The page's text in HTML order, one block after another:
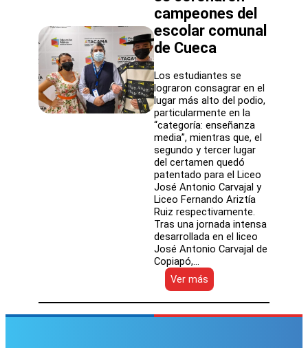
campeones del
escolar comunal
de Cueca
Los estudiantes se
lograron consagrar en el
lugar más alto del podio,
particularmente en la
“categoría: enseñanza
media”, mientras que, el
segundo y tercer lugar
del certamen quedó
patentado para el Liceo
José Antonio Carvajal y
Liceo Fernando Ariztía
Ruiz respectivamente.
Tras una jornada intensa
desarrollada en el liceo
José Antonio Carvajal de
Copiapó,…
Ver más
Juan
Godoy
y